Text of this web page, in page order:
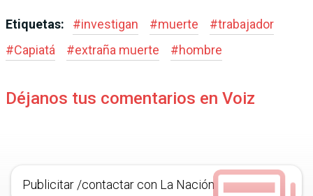
Etiquetas: #investigan #muerte #trabajador
#Capiatá #extraña muerte #hombre
Déjanos tus comentarios en Voiz
Publicitar /contactar con La Nación